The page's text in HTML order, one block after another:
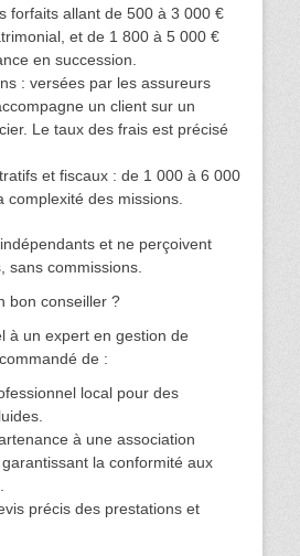
forfaits allant de 500 à 3 000 €
et de 1 800 à 5 000 €
en succession.
: versées par les assureurs
un client sur un
Le taux des frais est précisé
et fiscaux : de 1 000 à 6 000
complexité des missions.
et ne perçoivent
sans commissions.
bon conseiller ?
à un expert en gestion de
de :
local pour des
à une association
la conformité aux
précis des prestations et